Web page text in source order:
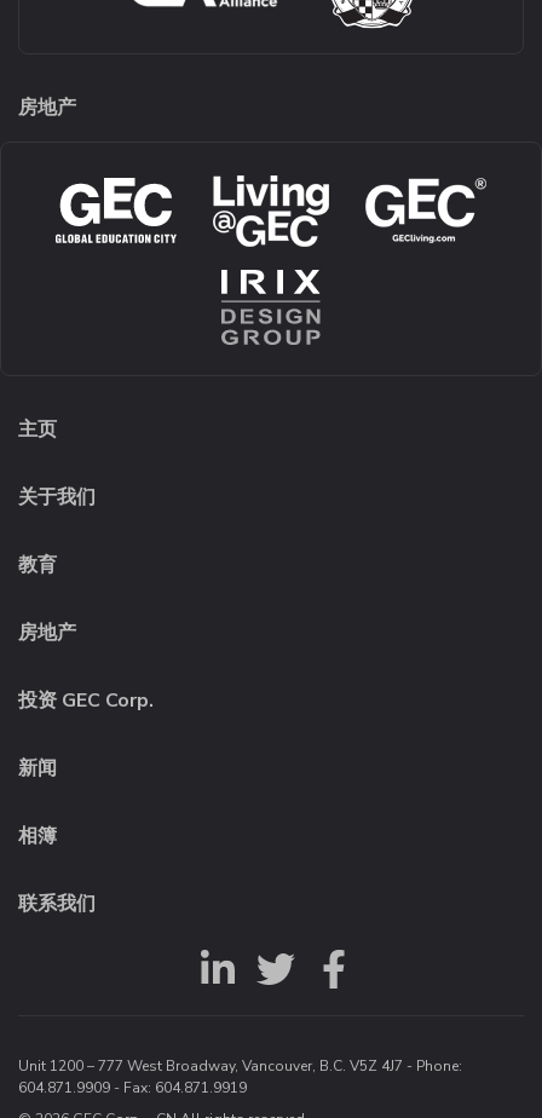
房地产
主页
关于我们
教育
房地产
投资 GEC Corp.
新闻
相簿
联系我们
Unit 1200 – 777 West Broadway, Vancouver, B.C. V5Z 4J7 - Phone:
604.871.9909 - Fax: 604.871.9919